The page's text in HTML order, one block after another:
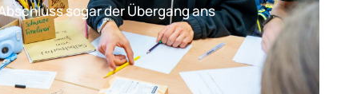
sogar der Übergang ans